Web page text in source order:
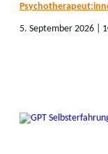
5. September 2026 |